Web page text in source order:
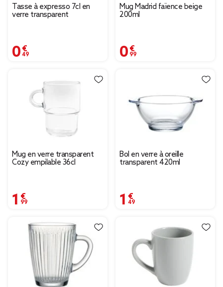
Tasse à expresso 7cl en
verre transparent
0,49 €
Mug Madrid faïence beige
200ml
0,99 €
Mug en verre transparent
Cozy empilable 36cl
1,99 €
Bol en verre à oreille
transparent 420ml
1,49 €